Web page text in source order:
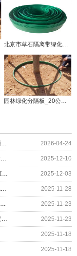
2026-04-24
2025-12-10
2025-12-03
2025-11-28
2025-11-23
2025-11-23
2025-11-18
2025-11-18